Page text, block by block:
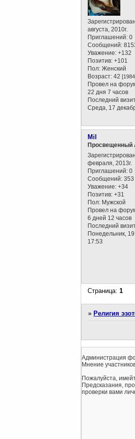
Зарегистрирован
августа, 2010г.
Приглашений: 0
Сообщений:
Уважение: +132
Позитив: +101
Пол: Женский
Возраст: 42
Провел на
22 дня 7 часов
Последний
Среда, 17
Mil
Просвещенный
Зарегистрирован
февраля, 2013г.
Приглашений: 0
Сообщений: 353
Уважение: +34
Позитив: +31
Пол: Мужской
Провел на
6 дней 12 часов
Последний
Понедельник,
17:53
Страница:1
»Религия
Администрация
Мнение
Пожалуйста,
Предсказания,
проверки вами